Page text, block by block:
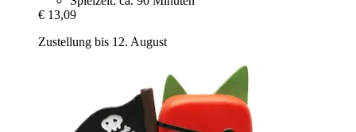
€ 13,09
Zustellung bis 12. August